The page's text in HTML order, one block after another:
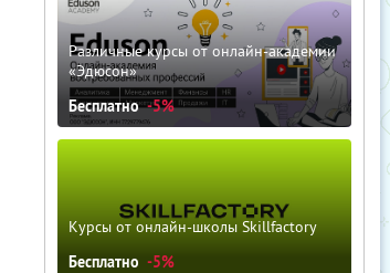
Различные курсы от онлайн-академии
«Эдюсон»
Бесплатно -5%
Курсы от онлайн-школы Skillfactory
Бесплатно -5%